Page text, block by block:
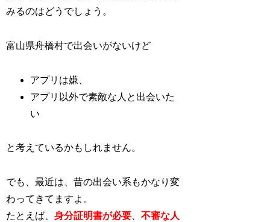
みるのはどうでしょう。
富山県舟橋村で出会いがないけど
アプリは嫌、
アプリ以外で素敵な人と出会いた
い
と考えているかもしれません。
でも、最近は、昔の出会い系もかなり変
わってきてますよ。
たとえば、身分証明書が必要 、不審な人